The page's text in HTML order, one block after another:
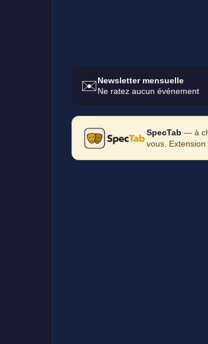
✉️Newsletter mensuelle
Ne ratez aucun événement
SpecTab — à
vous. Extension